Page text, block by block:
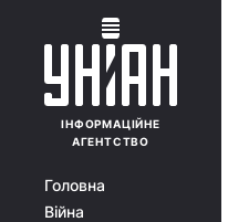
ІНФОРМАЦІЙНЕ
АГЕНТСТВО
Головна
Війна